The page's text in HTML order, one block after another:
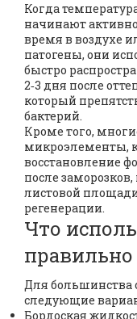
Когда
начинают
время в воздухе
патогены, они
быстро
2‑3 дня после
который
бактерий.
Кроме того,
микроэлементы,
восстановление
после
листовой
регенерации.
Что
Для большинства
следующие
Бордоская